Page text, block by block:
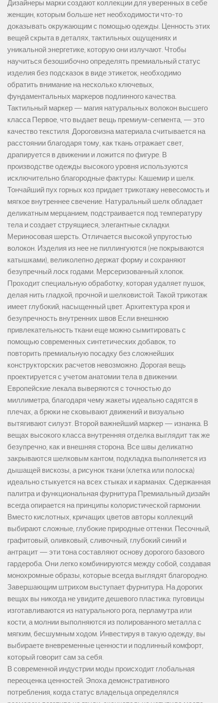
Дизайнеры марки создают коллекции для уверенных в себе
женщин, которым больше нет необходимости что-то
доказывать окружающим с помощью одежды. Ценность этих
вещей скрыта в деталях, тактильных ощущениях и
уникальной энергетике, которую они излучают. Чтобы
научиться безошибочно определять премиальный статус
изделия без подсказок в виде этикеток, необходимо
обратить внимание на несколько ключевых,
фундаментальных маркеров подлинного качества.
Тактильный маркер — магия натуральных волокон высшего
класса Первое, что выдает вещь премиум-сегмента, — это
качество текстиля. Дороговизна материала считывается на
расстоянии благодаря тому, как ткань отражает свет,
драпируется в движении и ложится по фигуре. В
производстве одежды высокого уровня используются
исключительно благородные фактуры: Кашемир и шелк.
Тончайший пух горных коз придает трикотажу невесомость и
мягкое внутреннее свечение. Натуральный шелк обладает
деликатным мерцанием, подстраивается под температуру
тела и создает струящиеся, элегантные складки.
Мериносовая шерсть. Отличается высокой упругостью
волокон. Изделия из нее не пиллингуются (не покрываются
катышками), великолепно держат форму и сохраняют
безупречный лоск годами. Мерсеризованный хлопок.
Проходит специальную обработку, которая удаляет пушок,
делая нить гладкой, прочной и шелковистой. Такой трикотаж
имеет глубокий, насыщенный цвет. Архитектура кроя и
безупречность внутренних швов Если внешнюю
привлекательность ткани еще можно сымитировать с
помощью современных синтетических добавок, то
повторить премиальную посадку без сложнейших
конструкторских расчетов невозможно. Дорогая вещь
проектируется с учетом анатомии тела в движении.
Европейские лекала выверяются с точностью до
миллиметра, благодаря чему жакеты идеально садятся в
плечах, а брюки не сковывают движений и визуально
вытягивают силуэт. Второй важнейший маркер — изнанка. В
вещах высокого класса внутренняя отделка выглядит так же
безупречно, как и внешняя сторона. Все швы деликатно
закрываются шелковым кантом, подкладка выполняется из
дышащей вискозы, а рисунок ткани (клетка или полоска)
идеально стыкуется на всех стыках и карманах. Сдержанная
палитра и функциональная фурнитура Премиальный дизайн
всегда опирается на принципы колористической гармонии.
Вместо кислотных, кричащих цветов авторы коллекций
выбирают сложные, глубокие природные оттенки. Песочный,
графитовый, оливковый, сливочный, глубокий синий и
антрацит — эти тона составляют основу дорогого базового
гардероба. Они легко комбинируются между собой, создавая
монохромные образы, которые всегда выглядят благородно.
Завершающим штрихом выступает фурнитура. На дорогих
вещах вы никогда не увидите дешевого пластика: пуговицы
изготавливаются из натурального рога, перламутра или
кости, а молнии выполняются из полированного металла с
мягким, бесшумным ходом. Инвестируя в такую одежду, вы
выбираете вневременные ценности и подлинный комфорт,
который говорит сам за себя.
В современной индустрии моды происходит глобальная
переоценка ценностей. Эпоха демонстративного
потребления, когда статус владельца определялся